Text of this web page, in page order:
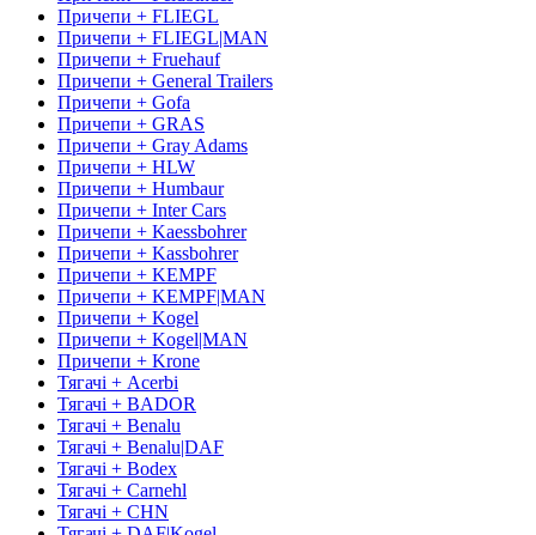
Причепи + FLIEGL
Причепи + FLIEGL|MAN
Причепи + Fruehauf
Причепи + General Trailers
Причепи + Gofa
Причепи + GRAS
Причепи + Gray Adams
Причепи + HLW
Причепи + Humbaur
Причепи + Inter Cars
Причепи + Kaessbohrer
Причепи + Kassbohrer
Причепи + KEMPF
Причепи + KEMPF|MAN
Причепи + Kogel
Причепи + Kogel|MAN
Причепи + Krone
Тягачі + Acerbi
Тягачі + BADOR
Тягачі + Benalu
Тягачі + Benalu|DAF
Тягачі + Bodex
Тягачі + Carnehl
Тягачі + CHN